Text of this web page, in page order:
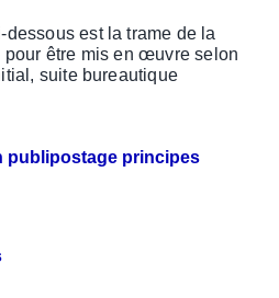
dessous est la trame de la
pour être mis en œuvre selon
suite bureautique
publipostage principes